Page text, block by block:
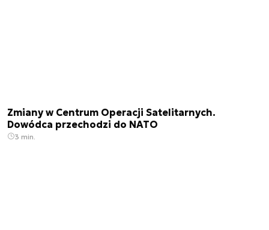
Zmiany w Centrum Operacji Satelitarnych.
Dowódca przechodzi do NATO
3 min.